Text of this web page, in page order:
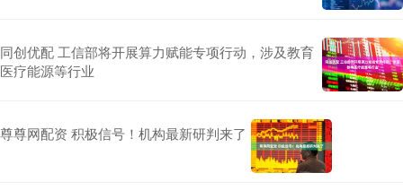
同创优配 工信部将开展算力赋能专项行动，涉及教育
医疗能源等行业
尊尊网配资 积极信号！机构最新研判来了